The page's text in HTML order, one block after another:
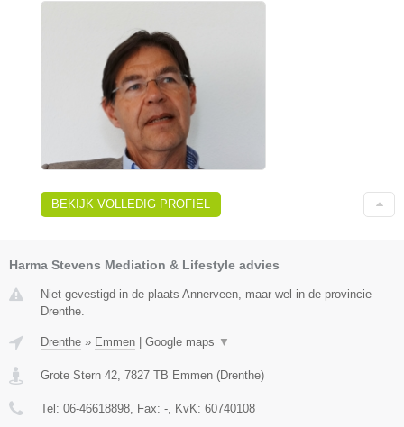
BEKIJK VOLLEDIG PROFIEL
Harma Stevens Mediation & Lifestyle advies
Niet gevestigd in de plaats Annerveen, maar wel in de provincie
Drenthe.
Drenthe » Emmen | Google maps ▼
Grote Stern 42 7827 TB Emmen (Drenthe)
Tel: 06-46618898 , Fax: - , KvK: 60740108